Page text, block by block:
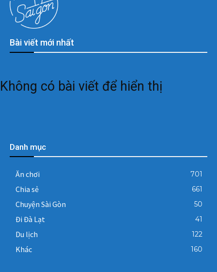
Bài viết mới nhất
Không có bài viết để hiển thị
Danh mục
Ăn chơi 701
Chia sẻ 661
Chuyện Sài Gòn 50
Đi Đà Lạt 41
Du lịch 122
Khác 160